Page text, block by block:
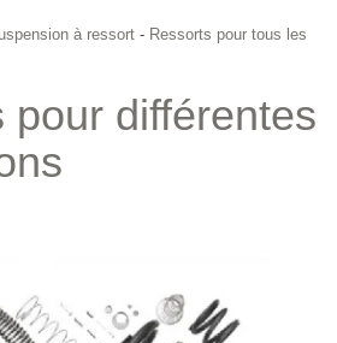
à ressort - Ressorts pour tous les
pour différentes